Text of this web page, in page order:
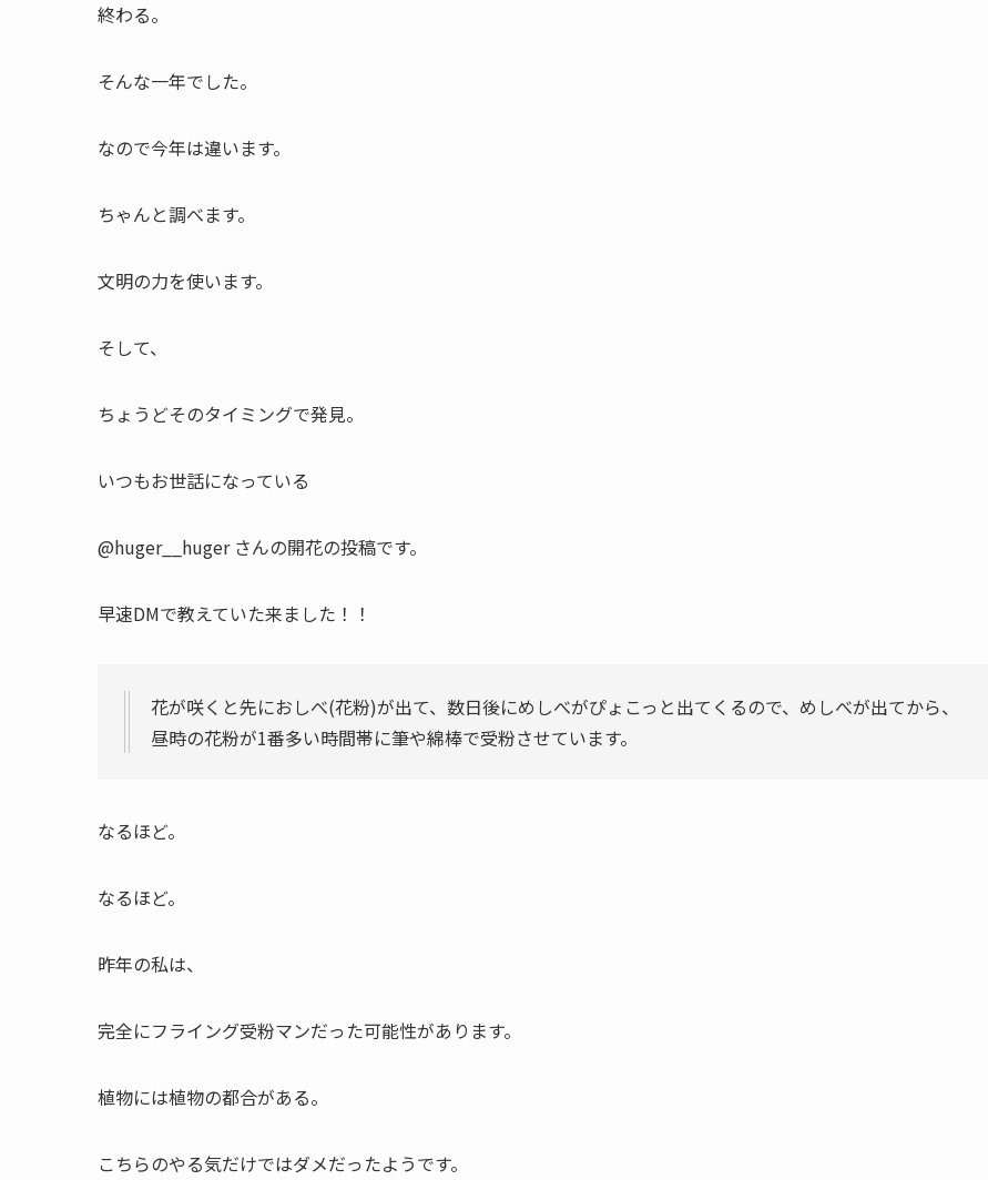
終わる。
そんな一年でした。
なので今年は違います。
ちゃんと調べます。
文明の力を使います。
そして、
ちょうどそのタイミングで発見。
いつもお世話になっている
@huger__huger さんの開花の投稿です。
早速DMで教えていた来ました！！
花が咲くと先におしべ(花粉)が出て、数日後にめしべがぴょこっと出てくるので、めしべが出てから、
昼時の花粉が1番多い時間帯に筆や綿棒で受粉させています。
なるほど。
なるほど。
昨年の私は、
完全にフライング受粉マンだった可能性があります。
植物には植物の都合がある。
こちらのやる気だけではダメだったようです。